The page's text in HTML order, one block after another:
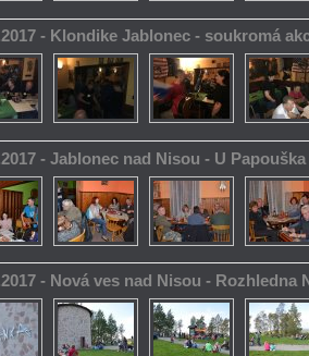
- Klondike Jablonec - soukromá
- Jablonec nad Nisou - U
- Nová ves nad Nisou - Rozhledna